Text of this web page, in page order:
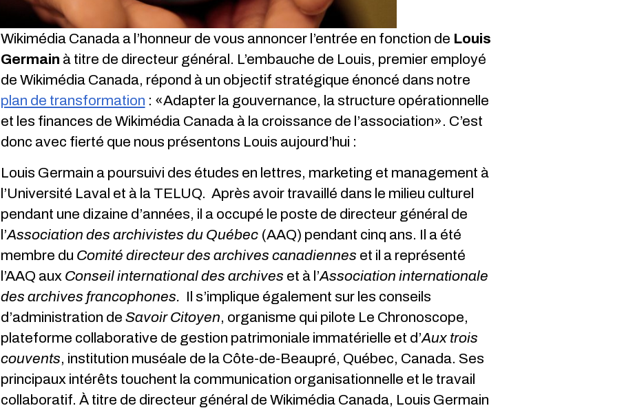
Wikimédia Canada a l’honneur de vous annoncer l’entrée en fonction de Louis
Germain à titre de directeur général. L’embauche de Louis, premier employé
de Wikimédia Canada, répond à un objectif stratégique énoncé dans notre
plan de transformation : «Adapter la gouvernance, la structure opérationnelle
et les finances de Wikimédia Canada à la croissance de l’association». C’est
donc avec fierté que nous présentons Louis aujourd’hui :
Louis Germain a poursuivi des études en lettres, marketing et management à
l’Université Laval et à la TELUQ. Après avoir travaillé dans le milieu culturel
pendant une dizaine d’années, il a occupé le poste de directeur général de
l’Association des archivistes du Québec (AAQ) pendant cinq ans. Il a été
membre du Comité directeur des archives canadiennes et il a représenté
l’AAQ aux Conseil international des archives et à l’Association internationale
des archives francophones. Il s’implique également sur les conseils
d’administration de Savoir Citoyen, organisme qui pilote Le Chronoscope,
plateforme collaborative de gestion patrimoniale immatérielle et d’Aux trois
couvents, institution muséale de la Côte-de-Beaupré, Québec, Canada. Ses
principaux intérêts touchent la communication organisationnelle et le travail
collaboratif. À titre de directeur général de Wikimédia Canada, Louis Germain